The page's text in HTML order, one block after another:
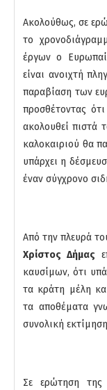
Ακολούθως, σε
το
έργων ο
είναι ανοιχτή
παραβίαση των
προσθέτοντας
ακολουθεί πιστά
καλοκαιριού θα
υπάρχει η
έναν σύγχρονο
Από την πλευρά
Χρίστος Δήμας
καυσίμων, ότι
τα κράτη μέλη
τα αποθέματα
συνολική
Σε ερώτηση